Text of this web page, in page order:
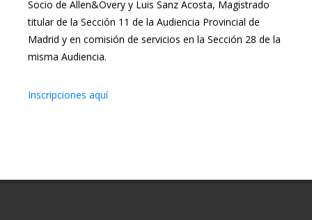
Socio de Allen&Overy y Luis Sanz Acosta, Magistrado
titular de la Sección 11 de la Audiencia Provincial de
Madrid y en comisión de servicios en la Sección 28 de la
misma Audiencia.
Inscripciones aquí